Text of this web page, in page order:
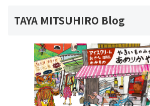
TAYA MITSUHIRO Blog